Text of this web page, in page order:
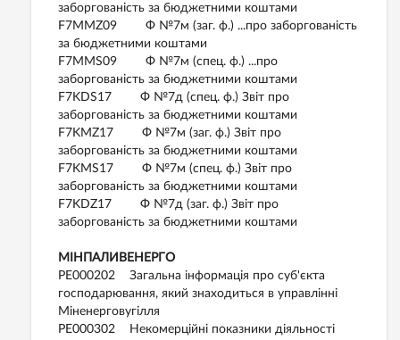
заборгованість за бюджетними коштами
F7MMZ09 Ф №7м (заг. ф.) ...про заборгованість
за бюджетними коштами
F7MMS09 Ф №7м (спец. ф.) ...про
заборгованість за бюджетними коштами
F7KDS17 Ф №7д (спец. ф.) Звіт про
заборгованість за бюджетними коштами
F7KMZ17 Ф №7м (заг. ф.) Звіт про
заборгованість за бюджетними коштами
F7KMS17 Ф №7м (спец. ф.) Звіт про
заборгованість за бюджетними коштами
F7KDZ17 Ф №7д (заг. ф.) Звіт про
заборгованість за бюджетними коштами
МІНПАЛИВЕНЕРГО
PE000202 Загальна інформація про суб'єкта
господарювання, який знаходиться в управлінні
Міненерговугілля
PE000302 Некомерційні показники діяльності